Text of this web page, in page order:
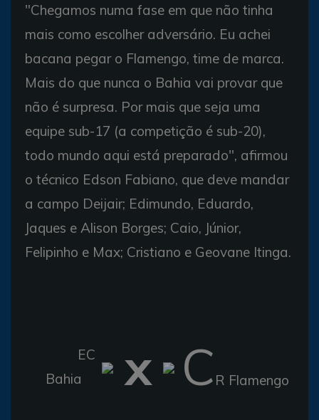
"Chegamos numa fase em que não tinha
mais como escolher adversário. Eu achei
bacana pegar o Flamengo, time de marca.
Mais do que nunca o Bahia vai provar que
não é surpresa. Por mais que seja uma
equipe sub-17 (a competição é sub-20),
todo mundo aqui está preparado", afirmou
o técnico Edson Fabiano, que deve mandar
a campo Deijair; Edimundo, Eduardo,
Jaques e Alison Borges; Caio, Júnior,
Felipinho e Max; Cristiano e Geovane Itinga.
EC
Bahia
x C R Flamengo